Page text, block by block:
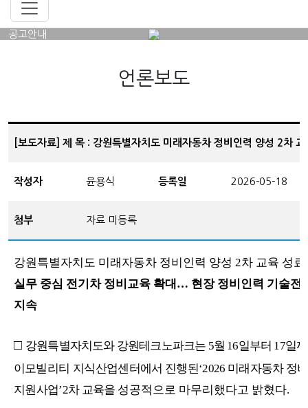
공고안내
언론보도
[보도자료] 제 목 : 강원특별자치도 미래자동차 정비인력 양성 2차 교
작성자 윤용식 등록일 2026-05-18
첨부 자료 미등록
강원특별자치도 미래자동차 정비인력 양성 2차 교육 성료
실무 중심 전기차 정비교육 확대 … 현장 정비인력 기술전
지속
□ 강원특별자치도와 강원테크노파크는 5월 16일부터 17일
이모빌리티 지식산업센터에서 진행된‘2026 미래자동차 정
지원사업’2차 교육을 성공적으로 마무리했다고 밝혔다.